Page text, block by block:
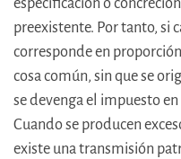
especificación o
preexistente. Por tanto, si
corresponde en
cosa común, sin que se
se devenga el impuesto
Cuando se producen
existe una transmisión